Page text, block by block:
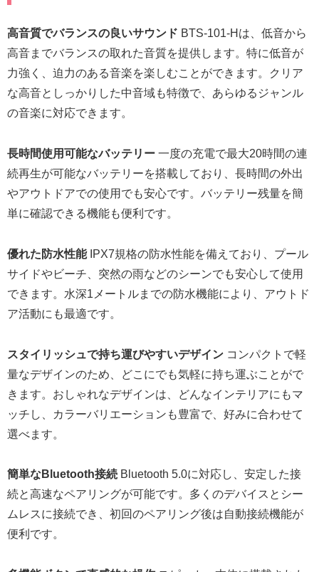
高音質でバランスの良いサウンド BTS-101-Hは、低音から
高音までバランスの取れた音質を提供します。特に低音が
力強く、迫力のある音楽を楽しむことができます。クリア
な高音としっかりした中音域も特徴で、あらゆるジャンル
の音楽に対応できます。
長時間使用可能なバッテリー 一度の充電で最大20時間の連
続再生が可能なバッテリーを搭載しており、長時間の外出
やアウトドアでの使用でも安心です。バッテリー残量を簡
単に確認できる機能も便利です。
優れた防水性能IPX7規格の防水性能を備えており、プール
サイドやビーチ、突然の雨などのシーンでも安心して使用
できます。水深1メートルまでの防水機能により、アウトド
ア活動にも最適です。
スタイリッシュで持ち運びやすいデザイン コンパクトで軽
量なデザインのため、どこにでも気軽に持ち運ぶことがで
きます。おしゃれなデザインは、どんなインテリアにもマ
ッチし、カラーバリエーションも豊富で、好みに合わせて
選べます。
簡単なBluetooth接続 Bluetooth 5.0に対応し、安定した接
続と高速なペアリングが可能です。多くのデバイスとシー
ムレスに接続でき、初回のペアリング後は自動接続機能が
便利です。